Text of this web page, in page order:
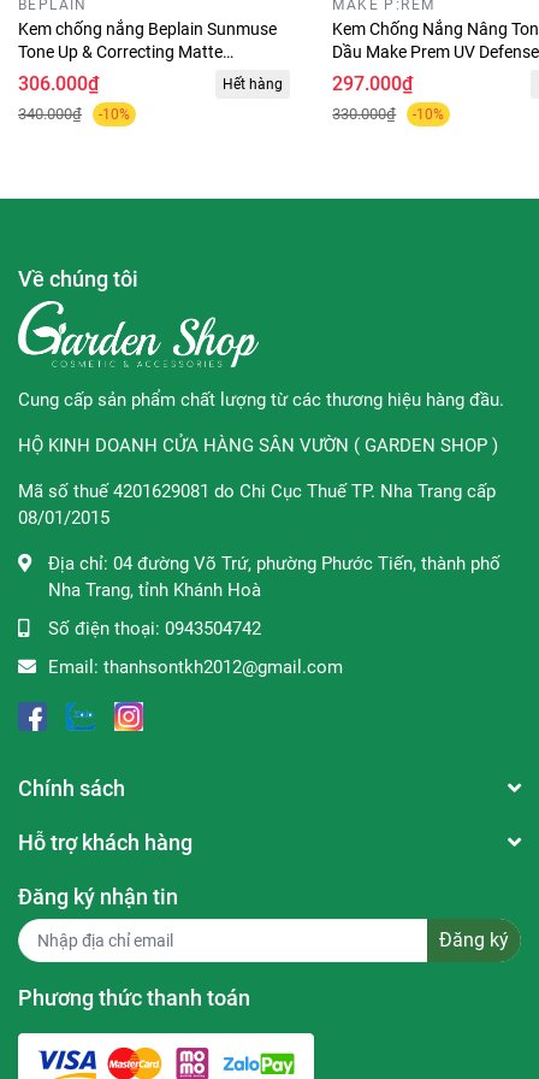
Ưu điểm:
- Woolworths Everyday có kết cấu hơi đặc, trơn, khi apply
lên da sẽ có hiện tượng bóng, tạo một lớp “film” chắc chắn,
giúp làn da của bạn không bị khô rát ngay cả khi bị phơi
không gây nhờn dính hay bí da, đặc biệt có khả năng
chống nước và mồ hôi cao.
- Chống nắng toàn thân dùng được cho da mặt và body
- Chất kem thẩm thấu tốt đảm bảo không nhờn rít khi ra
Hướng dẫn sử dụng:
Thoa lên da trước khi ra ngoài nắng khoảng 15-20
phút, thoa lại thường xuyên khi bị đổ mồ hôi quá
nhiều hoặc phơi nắng thời gian dài.
đổi ít nhiều tuỳ theo lô hàng nhập từ Hãng.
Thương hiệu: Woolworths
Xuất xứ: Úc
Dung tích: 500mL /1000mL
BEPLAIN
Kem chống nắng Beplain Sunmuse
Tone Up & Correcting Matte
Sunscreen 50ml
306.000₫
340.000₫ -10%
Hết hàng
MAKE P:REM
Kem Chống Nắng Nâng
Dầu Make Prem UV
Sebum Sun Cream SPF50+
297.000₫
330.000₫ -10%
Về chúng tôi
Cung cấp sản phẩm chất lượng từ các thương hiệu hàng đầu.
HỘ KINH DOANH CỬA HÀNG SÂN VƯỜN ( GARDEN SHOP )
Mã số thuế 4201629081 do Chi Cục Thuế TP. Nha Trang cấp
08/01/2015
Địa chỉ: 04 đường Võ Trứ, phường Phước Tiến, thành phố
Nha Trang, tỉnh Khánh Hoà
Số điện thoại: 0943504742
Email: thanhsontkh2012@gmail.com
Chính sách
Hỗ trợ khách hàng
Đăng ký nhận tin
Đăng ký
Phương thức thanh toán